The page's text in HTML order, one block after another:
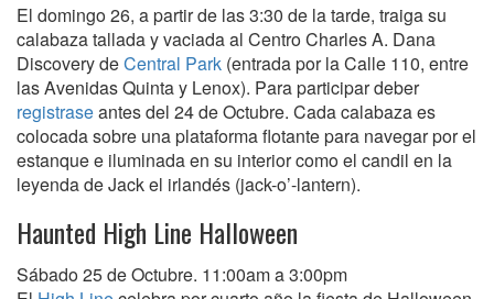
El domingo 26, a partir de las 3:30 de la tarde, traiga su
calabaza tallada y vaciada al Centro Charles A. Dana
Discovery deCentral Park (entrada por la Calle 110, entre
las Avenidas Quinta y Lenox). Para participar deber
registraseantes del 24 de Octubre. Cada calabaza es
colocada sobre una plataforma flotante para navegar por el
estanque e iluminada en su interior como el candil en la
leyenda de Jack el irlandés (jack-o’-lantern).
Haunted High Line Halloween
Sábado 25 de Octubre. 11:00am a 3:00pm